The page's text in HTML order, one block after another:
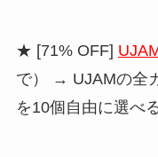
★ [71% OFF]
で） → UJAMの全
を10個自由に選べ